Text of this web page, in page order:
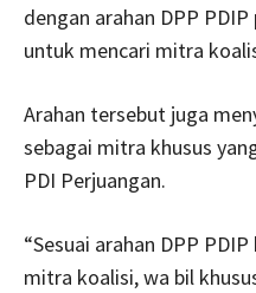
dengan arahan DPP
untuk mencari mitra
Arahan tersebut juga
sebagai mitra khusus
PDI Perjuangan.
“Sesuai arahan DPP
mitra koalisi, wa bil